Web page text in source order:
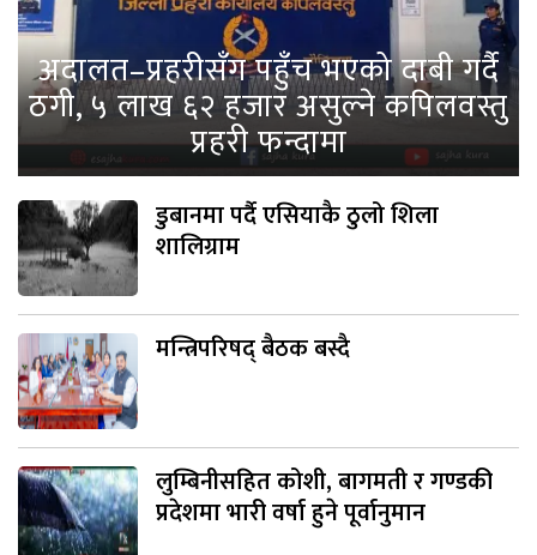
अदालत–प्रहरीसँग पहुँच भएको दाबी गर्दै
ठगी, ५ लाख ६२ हजार असुल्ने कपिलवस्तु
प्रहरी फन्दामा
डुबानमा पर्दै एसियाकै ठुलो शिला
शालिग्राम
मन्त्रिपरिषद् बैठक बस्दै
लुम्बिनीसहित कोशी, बागमती र गण्डकी
प्रदेशमा भारी वर्षा हुने पूर्वानुमान